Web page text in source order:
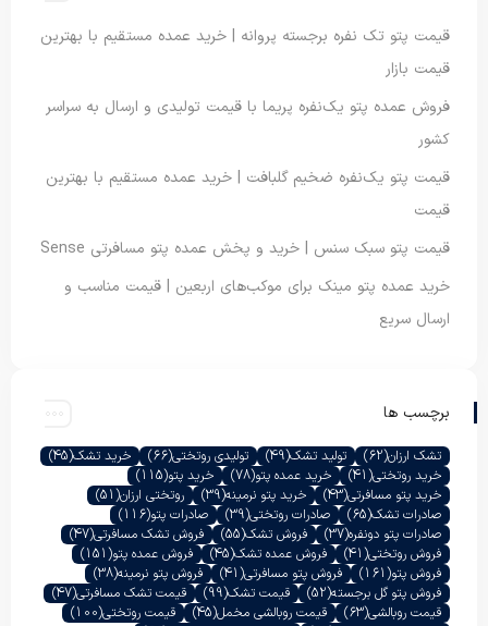
قیمت پتو تک نفره برجسته پروانه | خرید عمده مستقیم با بهترین
قیمت بازار
فروش عمده پتو یک‌نفره پریما با قیمت تولیدی و ارسال به سراسر
کشور
قیمت پتو یک‌نفره ضخیم گلبافت | خرید عمده مستقیم با بهترین
قیمت
قیمت پتو سبک سنس | خرید و پخش عمده پتو مسافرتی Sense
خرید عمده پتو مینک برای موکب‌های اربعین | قیمت مناسب و
ارسال سریع
برچسب ها
تشک ارزان(62) تولید تشک(49) تولیدی روتختی(66) خرید تشک(45)
خرید روتختی(41) خرید عمده پتو(78) خرید پتو(115)
خرید پتو مسافرتی(43) خرید پتو نرمینه(39) روتختی ارزان(51)
صادرات تشک(65) صادرات روتختی(39) صادرات پتو(116)
صادرات پتو دونفره(37) فروش تشک(55) فروش تشک مسافرتی(47)
فروش روتختی(41) فروش عمده تشک(45) فروش عمده پتو(151)
فروش پتو(161) فروش پتو مسافرتی(41) فروش پتو نرمینه(38)
فروش پتو گل برجسته(52) قیمت تشک(99) قیمت تشک مسافرتی(47)
قیمت روبالشی(63) قیمت روبالشی مخمل(45) قیمت روتختی(100)